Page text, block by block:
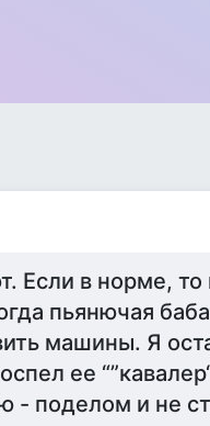
Если в норме,
пьянючая
машины. Я
ее
- поделом и не